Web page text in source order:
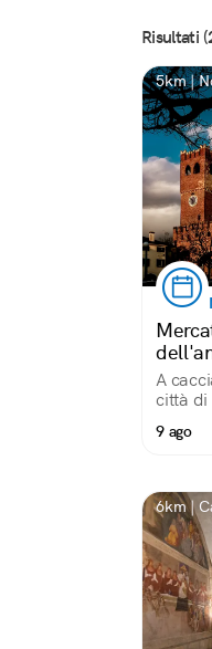
Risultati
5km |
A
città di
9 ago
6km |